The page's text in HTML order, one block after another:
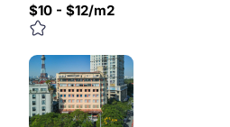
$10 - $12/m2